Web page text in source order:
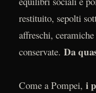
restituito, sepolti
affreschi,
conservate. Da
Come a Pompei, i